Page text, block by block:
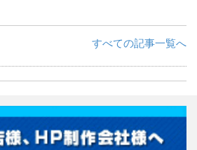
すべての記事一覧へ